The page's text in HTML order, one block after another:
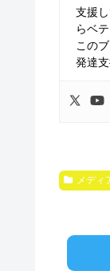
支援
らベ
この
発達
メディ